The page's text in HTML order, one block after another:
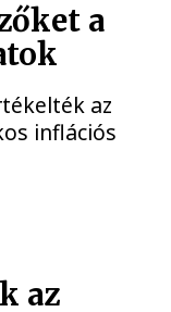
a
az
inflációs
az